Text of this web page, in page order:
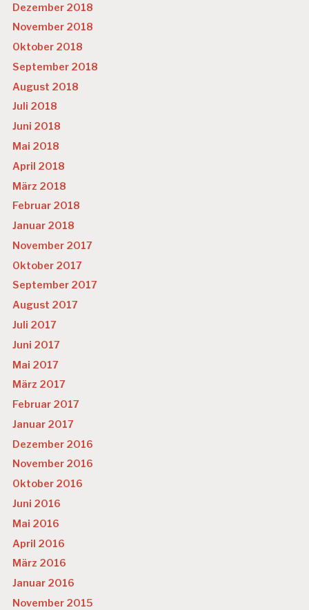
Dezember 2018
November 2018
Oktober 2018
September 2018
August 2018
Juli 2018
Juni 2018
Mai 2018
April 2018
März 2018
Februar 2018
Januar 2018
November 2017
Oktober 2017
September 2017
August 2017
Juli 2017
Juni 2017
Mai 2017
März 2017
Februar 2017
Januar 2017
Dezember 2016
November 2016
Oktober 2016
Juni 2016
Mai 2016
April 2016
März 2016
Januar 2016
November 2015